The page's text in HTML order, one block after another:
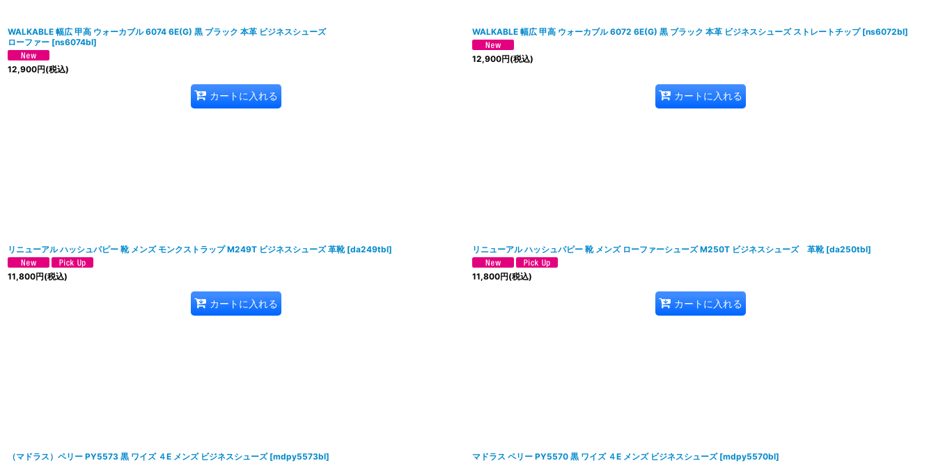
WALKABLE 幅広 甲高 ウォーカブル 6074 6E(G) 黒 ブラック 本革 ビジネスシューズ
ローファー [ns6074bl]
12,900円(税込)
カートに入れる
WALKABLE 幅広 甲高 ウォーカブル 6072 6E(G) 黒 ブラック 本革 ビジネスシューズ ストレートチップ [ns6072bl]
12,900円(税込)
カートに入れる
リニューアル ハッシュパピー 靴 メンズ モンクストラップ M249T ビジネスシューズ 革靴 [da249tbl]
11,800円(税込)
カートに入れる
リニューアル ハッシュパピー 靴 メンズ ローファーシューズ M250T ビジネスシューズ 革靴 [da250tbl]
11,800円(税込)
カートに入れる
（マドラス）ペリー PY5573 黒 ワイズ ４E メンズ ビジネスシューズ [mdpy5573bl] マドラス ペリー PY5570 黒 ワイズ ４E メンズ ビジネスシューズ [mdpy5570bl]